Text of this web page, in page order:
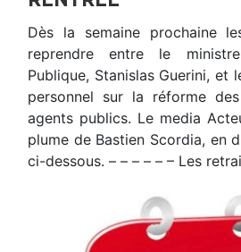
Dès la semaine prochaine
reprendre entre le
Publique, Stanislas Guerini, et
personnel sur la réforme
agents publics. Le media
plume de Bastien Scordia, en
ci-dessous. – – – – – – Les